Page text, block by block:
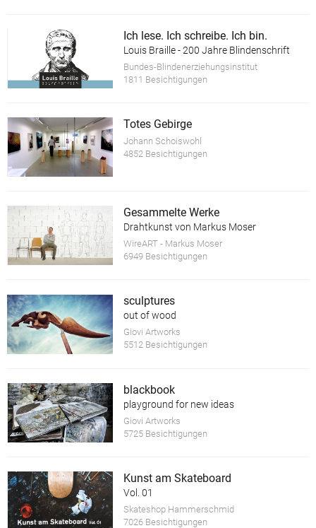
Ich lese. Ich schreibe. Ich bin.
Louis Braille - 200 Jahre Blindenschrift
Bundes-Blindenerziehungsinstitut
1811 Besichtigungen
Totes Gebirge
Johann Schoiswohl
4852 Besichtigungen
Gesammelte Werke
Drahtkunst von Markus Moser
WireART - Markus Moser
6949 Besichtigungen
sculptures
out of wood
Giovi Artworks
5512 Besichtigungen
blackbook
playground for new ideas
Giovi Artworks
5725 Besichtigungen
Kunst am Skateboard
Vol. 01
Skateshop Hammerschmid
7026 Besichtigungen